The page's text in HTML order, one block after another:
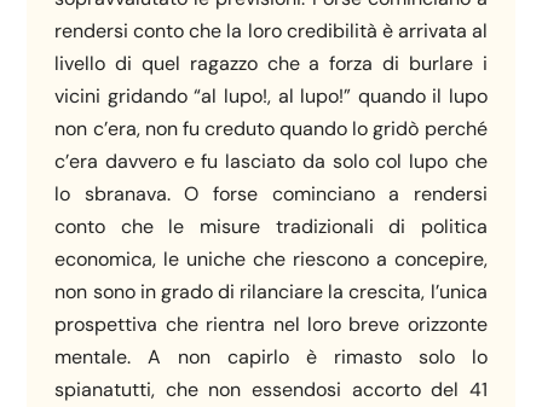
rendersi conto che la loro credibilità è arrivata al
livello di quel ragazzo che a forza di burlare i
vicini gridando “al lupo!, al lupo!” quando il lupo
non c’era, non fu creduto quando lo gridò perché
c’era davvero e fu lasciato da solo col lupo che
lo sbranava. O forse cominciano a rendersi
conto che le misure tradizionali di politica
economica, le uniche che riescono a concepire,
non sono in grado di rilanciare la crescita, l’unica
prospettiva che rientra nel loro breve orizzonte
mentale. A non capirlo è rimasto solo lo
spianatutti, che non essendosi accorto del 41